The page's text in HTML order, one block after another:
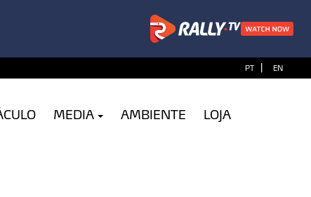
PT | EN
MEDIA AMBIENTE LOJA